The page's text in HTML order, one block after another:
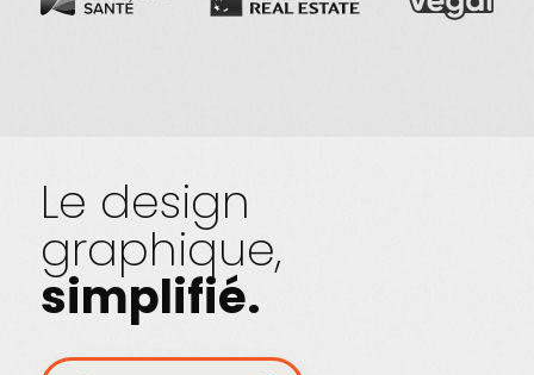
Le design
graphique,
simplifié.